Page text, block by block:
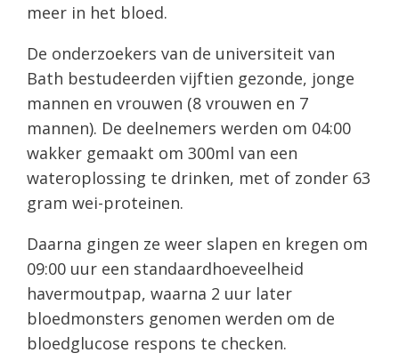
meer in het bloed.
De onderzoekers van de universiteit van
Bath bestudeerden vijftien gezonde, jonge
mannen en vrouwen (8 vrouwen en 7
mannen). De deelnemers werden om 04:00
wakker gemaakt om 300ml van een
wateroplossing te drinken, met of zonder 63
gram wei-proteinen.
Daarna gingen ze weer slapen en kregen om
09:00 uur een standaardhoeveelheid
havermoutpap, waarna 2 uur later
bloedmonsters genomen werden om de
bloedglucose respons te checken.